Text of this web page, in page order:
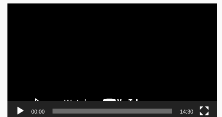
00:00 14:30